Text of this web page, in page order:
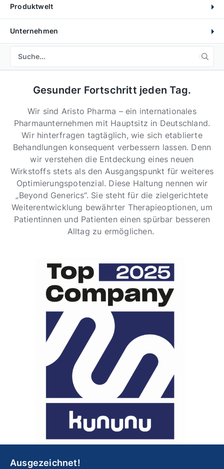
Produktwelt
Unternehmen
Gesunder Fortschritt jeden Tag.
Wir sind Aristo Pharma – ein internationales
Pharmaunternehmen mit Hauptsitz in Deutschland.
Wir hinterfragen tagtäglich, wie sich etablierte
Behandlungen konsequent verbessern lassen. Denn
wir verstehen die Entdeckung eines neuen
Wirkstoffs stets als den Ausgangspunkt für weiteres
Optimierungspotenzial. Diese Haltung nennen wir
„Beyond Generics“. Sie steht für die zielgerichtete
Weiterentwicklung bewährter Therapieoptionen, um
Patientinnen und Patienten einen spürbar besseren
Alltag zu ermöglichen.
Ausgezeichnet!